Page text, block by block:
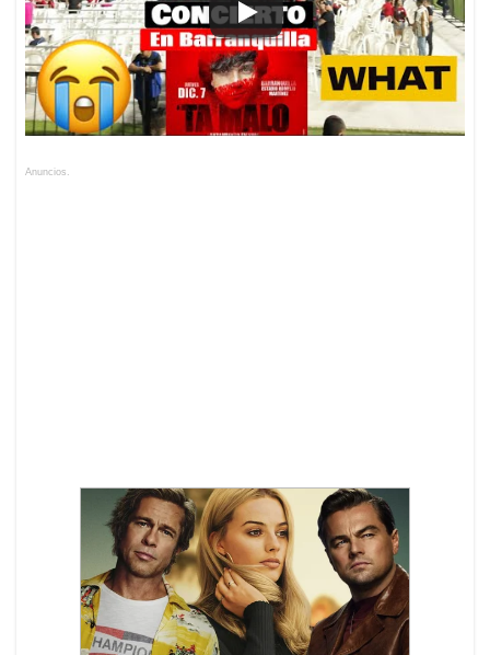
Anuncios.